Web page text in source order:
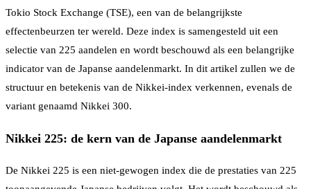
Tokio Stock Exchange (TSE), een van de belangrijkste
effectenbeurzen ter wereld. Deze index is samengesteld uit een
selectie van 225 aandelen en wordt beschouwd als een belangrijke
indicator van de Japanse aandelenmarkt. In dit artikel zullen we de
structuur en betekenis van de Nikkei-index verkennen, evenals de
variant genaamd Nikkei 300.
Nikkei 225: de kern van de Japanse aandelenmarkt
De Nikkei 225 is een niet-gewogen index die de prestaties van 225